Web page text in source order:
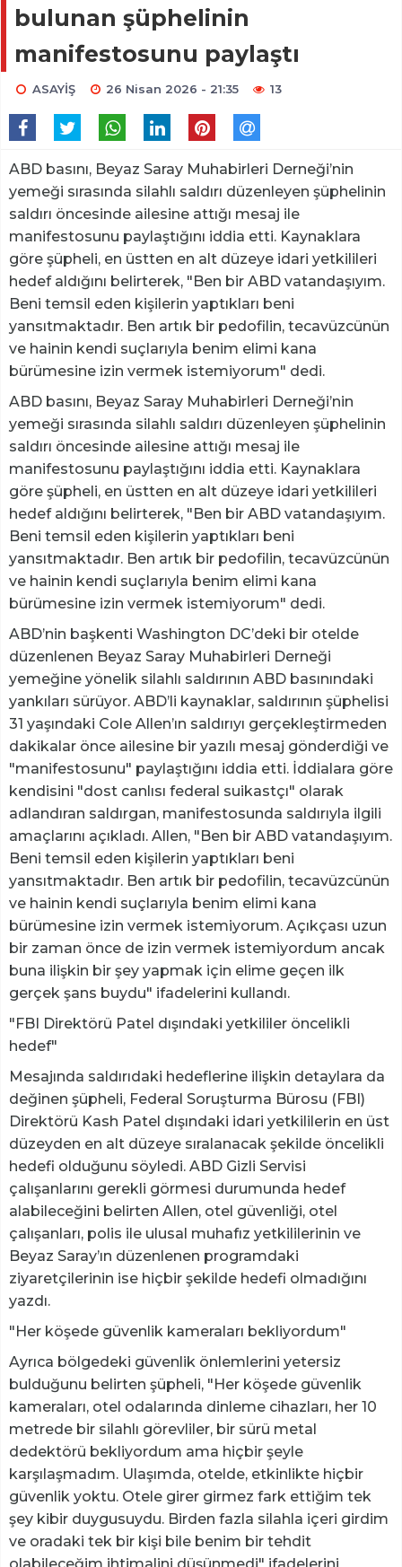
bulunan şüphelinin
manifestosunu paylaştı
ASAYİŞ 26 Nisan 2026 - 21:35 13
ABD basını, Beyaz Saray Muhabirleri Derneği’nin
yemeği sırasında silahlı saldırı düzenleyen şüphelinin
saldırı öncesinde ailesine attığı mesaj ile
manifestosunu paylaştığını iddia etti. Kaynaklara
göre şüpheli, en üstten en alt düzeye idari yetkilileri
hedef aldığını belirterek, "Ben bir ABD vatandaşıyım.
Beni temsil eden kişilerin yaptıkları beni
yansıtmaktadır. Ben artık bir pedofilin, tecavüzcünün
ve hainin kendi suçlarıyla benim elimi kana
bürümesine izin vermek istemiyorum" dedi.
ABD basını, Beyaz Saray Muhabirleri Derneği’nin
yemeği sırasında silahlı saldırı düzenleyen şüphelinin
saldırı öncesinde ailesine attığı mesaj ile
manifestosunu paylaştığını iddia etti. Kaynaklara
göre şüpheli, en üstten en alt düzeye idari yetkilileri
hedef aldığını belirterek, "Ben bir ABD vatandaşıyım.
Beni temsil eden kişilerin yaptıkları beni
yansıtmaktadır. Ben artık bir pedofilin, tecavüzcünün
ve hainin kendi suçlarıyla benim elimi kana
bürümesine izin vermek istemiyorum" dedi.
ABD’nin başkenti Washington DC’deki bir otelde
düzenlenen Beyaz Saray Muhabirleri Derneği
yemeğine yönelik silahlı saldırının ABD basınındaki
yankıları sürüyor. ABD’li kaynaklar, saldırının şüphelisi
31 yaşındaki Cole Allen’ın saldırıyı gerçekleştirmeden
dakikalar önce ailesine bir yazılı mesaj gönderdiği ve
"manifestosunu" paylaştığını iddia etti. İddialara göre
kendisini "dost canlısı federal suikastçı" olarak
adlandıran saldırgan, manifestosunda saldırıyla ilgili
amaçlarını açıkladı. Allen, "Ben bir ABD vatandaşıyım.
Beni temsil eden kişilerin yaptıkları beni
yansıtmaktadır. Ben artık bir pedofilin, tecavüzcünün
ve hainin kendi suçlarıyla benim elimi kana
bürümesine izin vermek istemiyorum. Açıkçası uzun
bir zaman önce de izin vermek istemiyordum ancak
buna ilişkin bir şey yapmak için elime geçen ilk
gerçek şans buydu" ifadelerini kullandı.
"FBI Direktörü Patel dışındaki yetkililer öncelikli
hedef"
Mesajında saldırıdaki hedeflerine ilişkin detaylara da
değinen şüpheli, Federal Soruşturma Bürosu (FBI)
Direktörü Kash Patel dışındaki idari yetkililerin en üst
düzeyden en alt düzeye sıralanacak şekilde öncelikli
hedefi olduğunu söyledi. ABD Gizli Servisi
çalışanlarını gerekli görmesi durumunda hedef
alabileceğini belirten Allen, otel güvenliği, otel
çalışanları, polis ile ulusal muhafız yetkililerinin ve
Beyaz Saray’ın düzenlenen programdaki
ziyaretçilerinin ise hiçbir şekilde hedefi olmadığını
yazdı.
"Her köşede güvenlik kameraları bekliyordum"
Ayrıca bölgedeki güvenlik önlemlerini yetersiz
bulduğunu belirten şüpheli, "Her köşede güvenlik
kameraları, otel odalarında dinleme cihazları, her 10
metrede bir silahlı görevliler, bir sürü metal
dedektörü bekliyordum ama hiçbir şeyle
karşılaşmadım. Ulaşımda, otelde, etkinlikte hiçbir
güvenlik yoktu. Otele girer girmez fark ettiğim tek
şey kibir duygusuydu. Birden fazla silahla içeri girdim
ve oradaki tek bir kişi bile benim bir tehdit
olabileceğim ihtimalini düşünmedi" ifadelerini